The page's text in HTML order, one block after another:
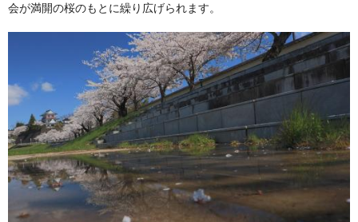
会が満開の桜のもとに繰り広げられます。